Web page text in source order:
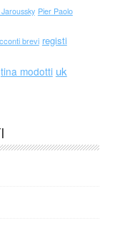
Pier Paolo
brevi registi
tina modotti uk